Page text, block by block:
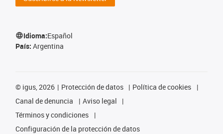
Idioma:Español
País: Argentina
© igus, 2026 Protección de datos
Política de cookies
Canal de denuncia
Aviso legal
Términos y condiciones
Configuración de la protección de datos